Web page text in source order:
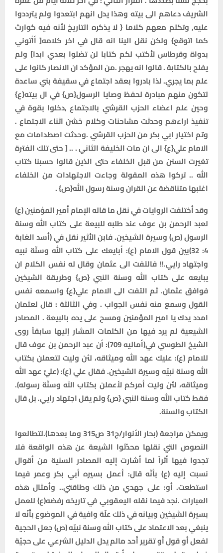
الشريف دعاهم الى بيته وهذا يدل انهم ابتعدوا ولم يترددوا
عليه, وتكلم معهم كلاما { لا يذكره التاريخ لأنه فيه كوارث
كما اتوقع} ولكن نقل الينا انه قال في اخر كلامه[ أأتوني
بدواة وقرطاس لأكتب لكم كتابا لن تضلوا بعدي ابدا] ولم
يفلح بالكتابة . قالوا انه يهجر .من المؤكد ان الانصار كانوا على
علم بما يجري. لذا بادروا بعقد اجتماع في سقيفة بني ساعدة
لتكون منهم مبادرة لحفظ وصايا الرسول{ص} في ال بيته{ع}
وحين علم اعضاء الحزب القرشي بالاجتماع ,دخلوا بقوة في
تنفيذ اراءهم وحدثت مشاحنات وكلام خشن اثناء الاجتماع .
وتم اختيار ابي بكر من الحزب القرشي .وحدثت اصطدامات مع
الامام علي{ع} الى ان مات الخليفة الثاني . .. [ حتى تلك الفترة
تغيرت السنن من قبل الخلفاء حتى الذين قالوا حسبنا كتاب
الله .. تركوا هذه المقولة وجاءت الاجتهادات من الخلفاء
اغلبها متناقضة عن القران وسنة رسول الله{ص} .
وقد أختلفت الروايات في نقل ما قاله الإمام أمير المؤمنين (ع)
لعبد الرحمن بن عوف عند طلبه للبيعة على كتاب الله وسنة
الرسول (ص) وسيرة الشيخين. فابن الأثير نقل في (أسد الغابة
4: 32)بين قول الامام (ع): أبايعك على كتاب الله وسنّة نبيه
واجتهاد رايي.!! فالتفت الى عثمان وقال له نفس الكلام ان
يبايعه على كتاب الله وسنة النبي {ص} وطريقة الشيخين
فوافق عثمان. ثم التفت الى الامام علي{ع} واسمعه نفس
القول وسمع منه نفس الجواب . وفي الثالثة : قال لعثمان
امدد يدك يا امير المؤمنين ومسح على يده بالبيعة . المصادر
الشيعية لم يرد فيها من الكلمات المشار إليها سابقاً روى
الشيخ الطوسي في(أماليه 709): أن عبد الرحمن بن عوف قال
للامام (ع): عليك عهد الله وميثاقه، لئن وليت لتعملن بكتاب
الله وسنة نبيّه وسيرة الشيخين. فقال علي (ع): (عليَّ عهد الله
وميثاقه، لئن وليت أمركم لأعملن بكتاب الله وسنّة رسوله).
فقط كتاب الله وسنة النبي {ص} ولم يقل اجتهاد رايي. بل قال
الكتاب والسنة.
ويمكن مراجعة (بحار الأنوار/ج31 ص315 وما بعدها).لتطالعوا
النصوص التي نقلها محدّثوا الشيعة عن هذه الواقعة فلا
تجدوا فيها أثراً لما أشارت إليه المصادر السنية من أقوال
نسبت إليه (ع) بأنّه قال: أعمل بسيره أبي بكر وعمر فيما
استطعت. أو: على جهدي من ذلك وطاقتي.. وأمثال هذه
العبارات .نجد فيما نقله اليعقوبي في تاريخه رفضه(ع) للعمل
بسيرة الشيخين وبيانه في ذلك علّة وافية في الموضوع بأنّه لا
ينبغي بعد الاعتماد على كتاب الله وسنة نبيّه (ص) جعل الحجية
لفعل أو قول أو تقرير أحد مالم يدل الدليل الشرعي على حجيّة